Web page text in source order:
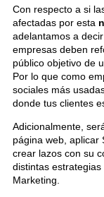
Con respecto a si
afectadas por esta
adelantamos a
empresas deben
público objetivo de
Por lo que como
sociales más
donde tus clientes
Adicionalmente,
página web, aplicar
crear lazos con su
distintas
Marketing.